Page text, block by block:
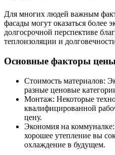
Для многих людей важным
фасады могут оказаться
долгосрочной перспективе
теплоизоляции и
Основные факторы
Стоимость материалов:
разные ценовые
Монтаж: Некоторые
квалифицированной
цену.
Экономия на коммуналке:
хорошее утепление вы
охлаждение в будущем.